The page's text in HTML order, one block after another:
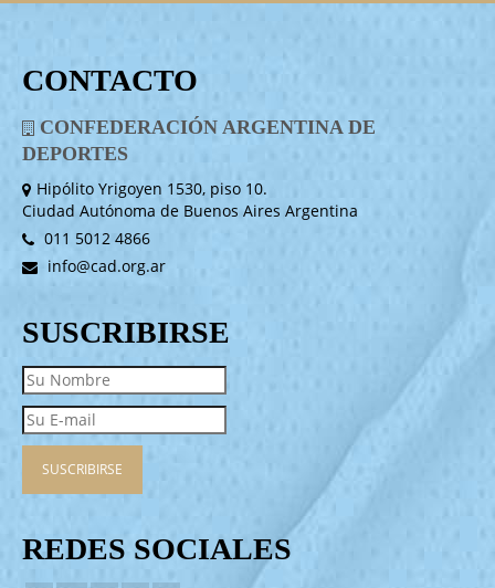
CONTACTO
CONFEDERACIÓN ARGENTINA DE
DEPORTES
Hipólito Yrigoyen 1530, piso 10.
Ciudad Autónoma de Buenos Aires Argentina
011 5012 4866
info@cad.org.ar
SUSCRIBIRSE
REDES SOCIALES